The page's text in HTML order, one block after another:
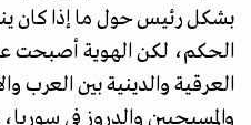
بشكل رئيس حول ما إذا كان
الحكم، لكن الهوية أصبحت
العرقية والدينية بين العرب
والمسيحيين والدروز في